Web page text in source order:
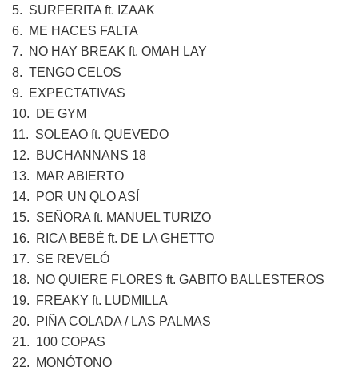
5. SURFERITA ft. IZAAK
6. ME HACES FALTA
7. NO HAY BREAK ft. OMAH LAY
8. TENGO CELOS
9. EXPECTATIVAS
10. DE GYM
11. SOLEAO ft. QUEVEDO
12. BUCHANNANS 18
13. MAR ABIERTO
14. POR UN QLO ASÍ
15. SEÑORA ft. MANUEL TURIZO
16. RICA BEBÉ ft. DE LA GHETTO
17. SE REVELÓ
18. NO QUIERE FLORES ft. GABITO BALLESTEROS
19. FREAKY ft. LUDMILLA
20. PIÑA COLADA / LAS PALMAS
21. 100 COPAS
22. MONÓTONO